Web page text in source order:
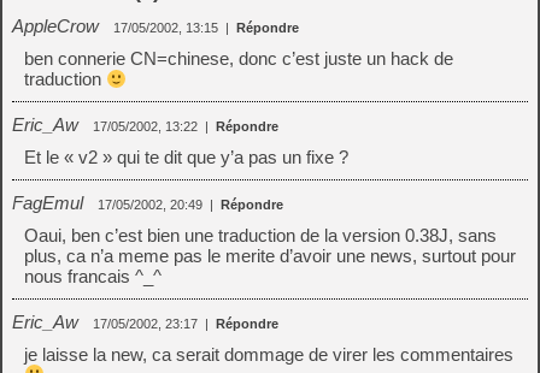
AppleCrow 17/05/2002, 13:15 | Répondre
ben connerie CN=chinese, donc c’est juste un hack de
traduction
Eric_Aw 17/05/2002, 13:22 | Répondre
Et le « v2 » qui te dit que y’a pas un fixe ?
FagEmul 17/05/2002, 20:49 | Répondre
Oaui, ben c’est bien une traduction de la version 0.38J, sans
plus, ca n’a meme pas le merite d’avoir une news, surtout pour
nous francais ^_^
Eric_Aw 17/05/2002, 23:17 | Répondre
je laisse la new, ca serait dommage de virer les commentaires